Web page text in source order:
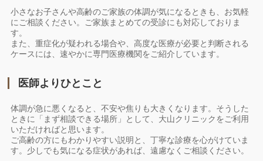
小さなお子さんや高齢のご家族の体調が気になるときも、お気軽
にご相談ください。ご家族まとめての受診にも対応しておりま
す。
また、重症化が疑われる場合や、高度な医療が必要と判断される
ケースには、速やかに専門医療機関をご紹介しています。
医師よりひとこと
体調が急に悪くなると、不安や焦りも大きくなります。そうした
ときに「まず相談できる場所」として、大山クリニックをご利用
いただければと思います。
ご高齢の方にもわかりやすい説明と、丁寧な診療を心がけていま
す。少しでも気になる症状があれば、遠慮なくご相談ください。